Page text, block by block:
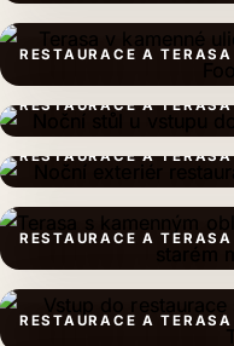
RESTAURACE A TERASA
RESTAURACE A TERASA
RESTAURACE A TERASA
RESTAURACE A TERASA
RESTAURACE A TERASA